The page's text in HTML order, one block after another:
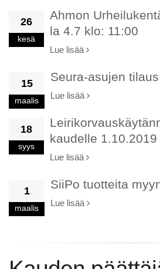
26
kesä
Ahmon
la 4.7 klo: 11:00
Lue lisää
15
maalis
Seura-asujen
Lue lisää
18
syys
kaudelle
Lue lisää
1
maalis
SiiPo tuotteita
Lue lisää